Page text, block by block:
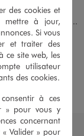
en 1 coloris
à motif chaton fille - Hello Kitty
12,99 €
du 24 au 27
4/5 de moyenne
(2 avis)
des cookies et
mettre à jour,
Si vous
et traiter des
ce site web, les
utilisateur
des cookies.
à ces
» pour vous y
concernant
Valider » pour